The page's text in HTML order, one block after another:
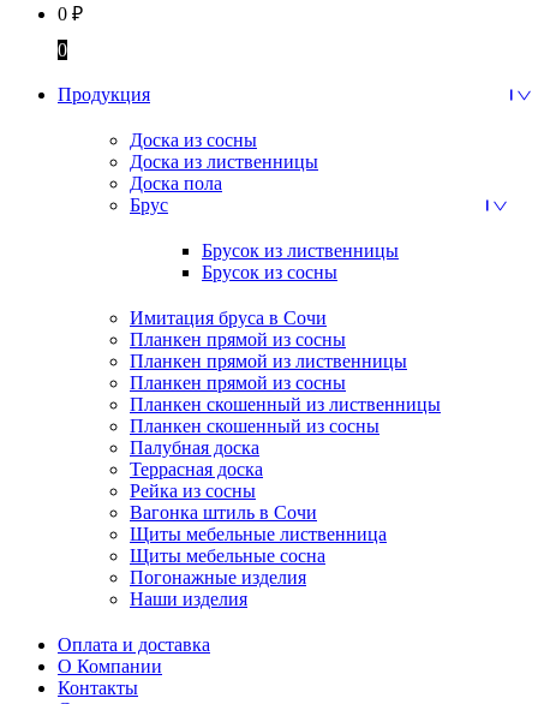
0 ₽
0
Продукция
Доска из сосны
Доска из лиственницы
Доска пола
Брус
Брусок из лиственницы
Брусок из сосны
Имитация бруса в Сочи
Планкен прямой из сосны
Планкен прямой из лиственницы
Планкен прямой из сосны
Планкен скошенный из лиственницы
Планкен скошенный из сосны
Палубная доска
Террасная доска
Рейка из сосны
Вагонка штиль в Сочи
Щиты мебельные лиственница
Щиты мебельные сосна
Погонажные изделия
Наши изделия
Оплата и доставка
О Компании
Контакты